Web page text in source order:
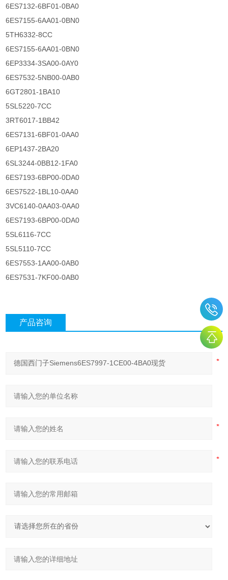
6ES7132-6BF01-0BA0
6ES7155-6AA01-0BN0
5TH6332-8CC
6ES7155-6AA01-0BN0
6EP3334-3SA00-0AY0
6ES7532-5NB00-0AB0
6GT2801-1BA10
5SL5220-7CC
3RT6017-1BB42
6ES7131-6BF01-0AA0
6EP1437-2BA20
6SL3244-0BB12-1FA0
6ES7193-6BP00-0DA0
6ES7522-1BL10-0AA0
3VC6140-0AA03-0AA0
6ES7193-6BP00-0DA0
5SL6116-7CC
5SL5110-7CC
6ES7553-1AA00-0AB0
6ES7531-7KF00-0AB0
产品咨询